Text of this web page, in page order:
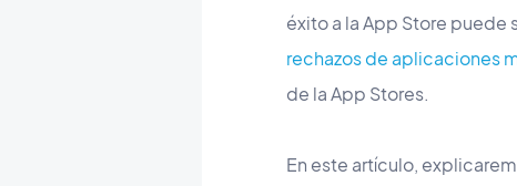
éxito a la App Store
rechazos de aplicaciones
de la App Stores.
En este artículo,